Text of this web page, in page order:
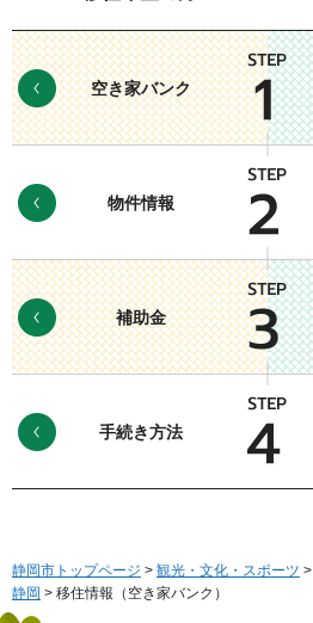
空き家バンク
物件情報
補助金
手続き方法
静岡市トップページ > 観光・文化・スポーツ >
静岡 > 移住情報（空き家バンク）